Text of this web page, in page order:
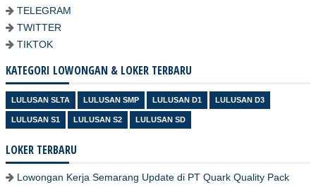
TELEGRAM
TWITTER
TIKTOK
KATEGORI LOWONGAN & LOKER TERBARU
LULUSAN SLTA LULUSAN SMP LULUSAN D1 LULUSAN D3
LULUSAN S1 LULUSAN S2 LULUSAN SD
LOKER TERBARU
Lowongan Kerja Semarang Update di PT Quark Quality Pack